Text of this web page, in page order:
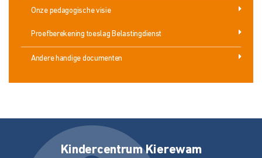
Onze pedagogische visie
Proefberekening toeslag Belastingdienst
Andere handige documenten
Kindercentrum Kierewam